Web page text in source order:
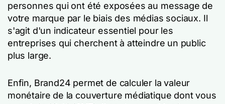
personnes qui ont été exposées au message de
votre marque par le biais des médias sociaux. Il
s'agit d'un indicateur essentiel pour les
entreprises qui cherchent à atteindre un public
plus large.
Enfin, Brand24 permet de calculer la valeur
monétaire de la couverture médiatique dont vous